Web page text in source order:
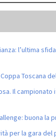
l’ultima
Toscana
Il campionato
buona la
per la gara del